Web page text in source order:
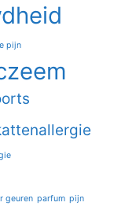
pijn
geuren parfum pijn